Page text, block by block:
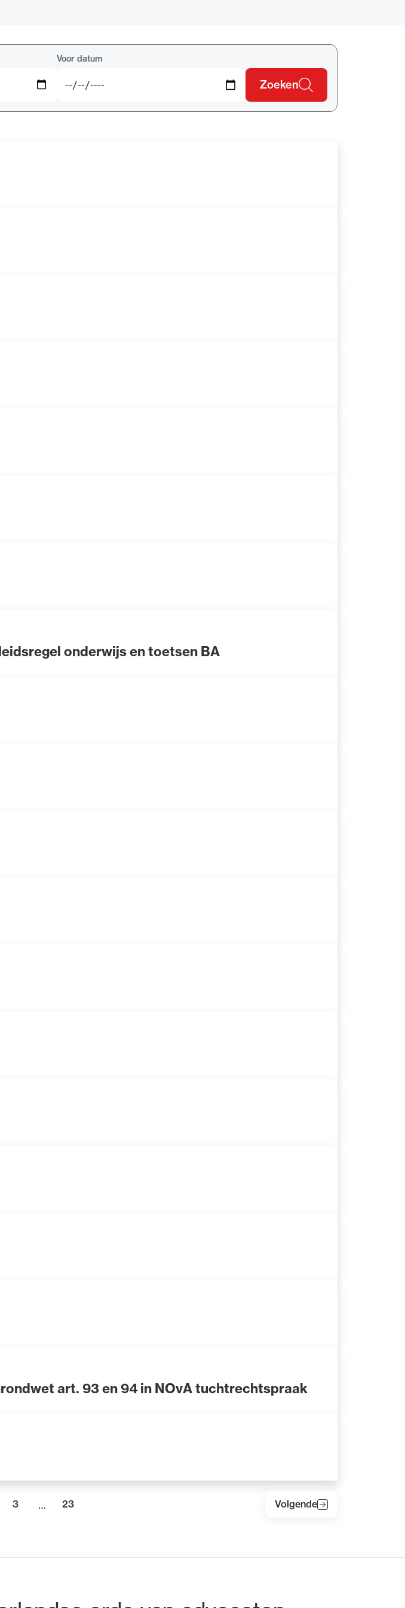
Voor datum
Zoeken
onderwijs en toetsen BA
art. 93 en 94 in NOvA tuchtrechtspraak
Pagina
3 …
Laatste
23 Volgende
beroepsuitoefening: van de advocatenpas tot het
rechtsgebiedenregister en geheimhoudernummers.